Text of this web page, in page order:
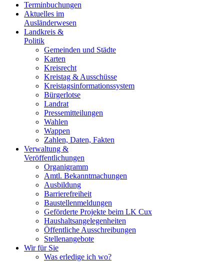
Terminbuchungen
Aktuelles im
Ausländerwesen
Landkreis &
Politik
Gemeinden und Städte
Karten
Kreisrecht
Kreistag & Ausschüsse
Kreistagsinformationssystem
Bürgerlotse
Landrat
Pressemitteilungen
Wahlen
Wappen
Zahlen, Daten, Fakten
Verwaltung &
Veröffentlichungen
Organigramm
Amtl. Bekanntmachungen
Ausbildung
Barrierefreiheit
Baustellenmeldungen
Geförderte Projekte beim LK Cux
Haushaltsangelegenheiten
Öffentliche Ausschreibungen
Stellenangebote
Wir für Sie
Was erledige ich wo?